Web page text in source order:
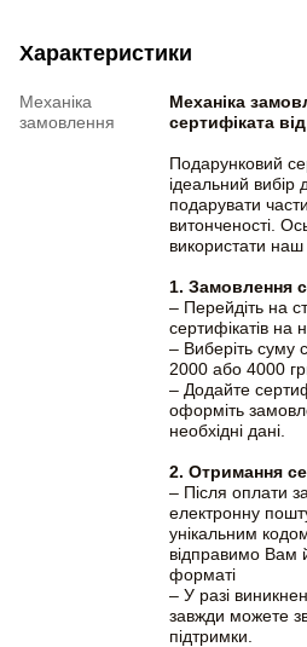
Характеристики
Механіка
замовлення
Механіка
сертифіката
Подарунковий
ідеальний вибір
подарувати
витонченості.
використати
1. Замовлення
– Перейдіть на
сертифікатів на
– Виберіть суму
2000 або 4000
– Додайте
оформіть
необхідні дані.
2. Отримання
– Після оплати
електронну
унікальним
відправимо Вам
форматі
– У разі
завжди можете
підтримки.